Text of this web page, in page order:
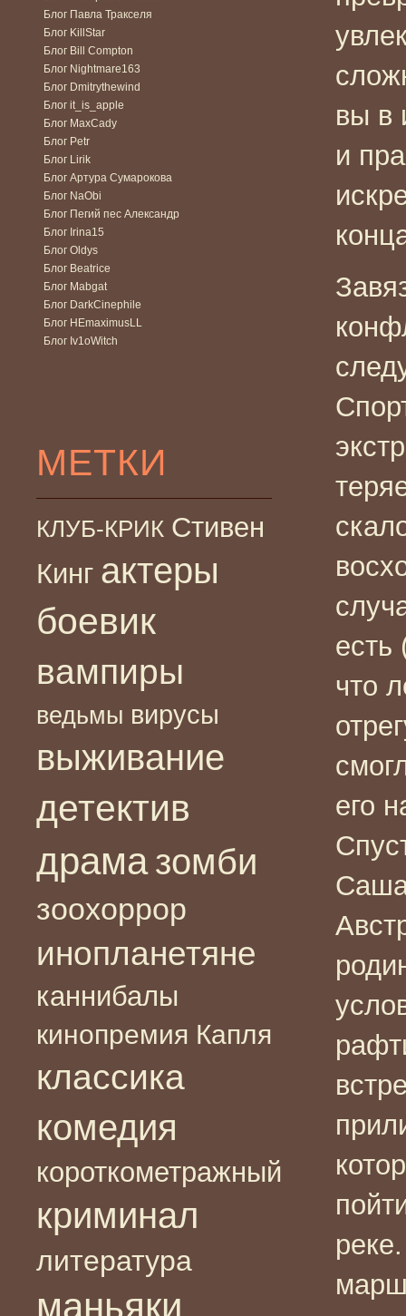
Блог Павла Тракселя
Блог KillStar
Блог Bill Compton
Блог Nightmare163
Блог Dmitrythewind
Блог it_is_apple
Блог MaxCady
Блог Petr
Блог Lirik
Блог Артура Сумарокова
Блог NaObi
Блог Пегий пес Александр
Блог Irina15
Блог Oldys
Блог Beatrice
Блог Mabgat
Блог DarkCinephile
Блог HEmaximusLL
Блог Iv1oWitch
МЕТКИ
КЛУБ-КРИК Стивен
Кинг актеры
боевик
вампиры
ведьмы вирусы
выживание
детектив
драма зомби
зоохоррор
инопланетяне
каннибалы
кинопремия Капля
классика
комедия
короткометражный
криминал
литература
маньяки
вы в
и
есть
что
его